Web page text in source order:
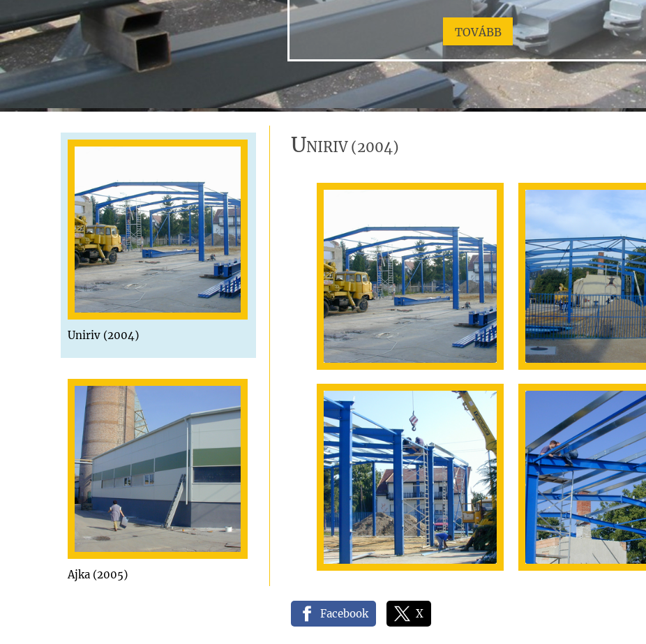
TOVÁBB
Uniriv (2004)
Ajka (2005)
UNIRIV (2004)
Facebook X